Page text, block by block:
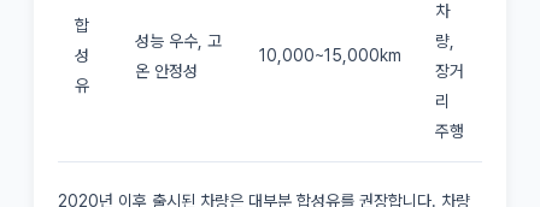
합
성
유
성능 우수, 고
온 안정성
10,000~15,000km
차
량,
장거
리
주행
2020년 이후 출시된 차량은 대부분 합성유를 권장합니다. 차량